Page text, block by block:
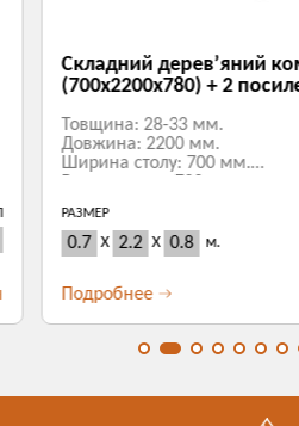
Складний дерев’яний
(700х2200х780) + 2
Товщина: 28-33 мм.
Довжина: 2200 мм.
Ширина столу: 700 мм.
Ширина лави: 250 мм.
Висота лави: 480 мм.
Висота в складеному вигляді: 80
РАЗМЕР
X 2.2 X 0.8 м.
Подробнее